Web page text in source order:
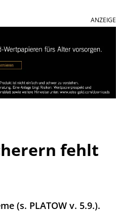
ANZEIGE
fehlt
(s. PLATOW v. 5.9.).